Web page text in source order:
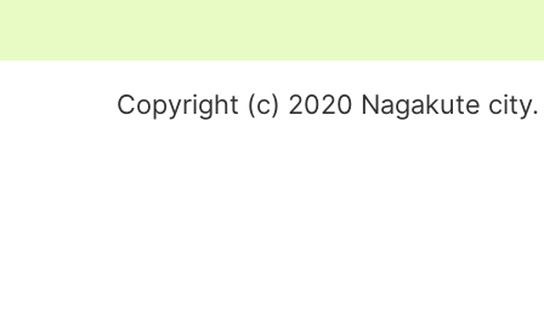
Copyright (c) 2020 Nagakute